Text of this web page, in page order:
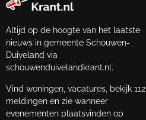
Altijd op de hoogte van het laatste
nieuws in gemeente Schouwen-
Duiveland via
schouwenduivelandkrant.nl.
Vind woningen, vacatures, bekijk 112
meldingen en zie wanneer
evenementen plaatsvinden op